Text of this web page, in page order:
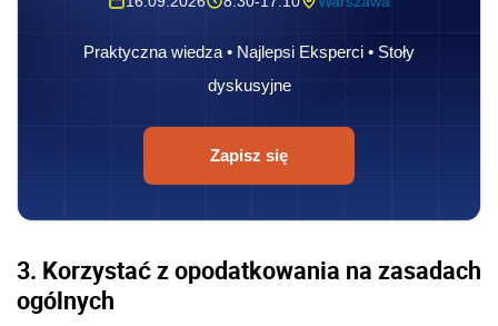
Praktyczna wiedza • Najlepsi Eksperci • Stoły
dyskusyjne
Zapisz się
3. Korzystać z opodatkowania na zasadach
ogólnych